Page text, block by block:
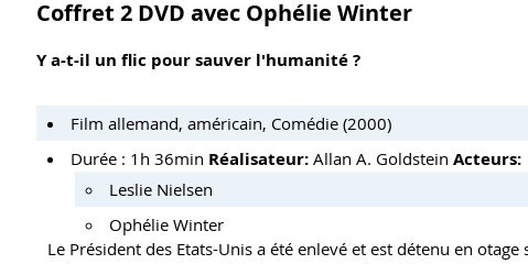
Coffret 2 DVD avec Ophélie Winter
Y a-t-il un flic pour sauver l'humanité ?
Film allemand, américain, Comédie (2000)
Durée : 1h 36min Réalisateur: Allan A. Goldstein Acteurs:
Leslie Nielsen
Ophélie Winter
Le Président des Etats-Unis a été enlevé et est détenu en